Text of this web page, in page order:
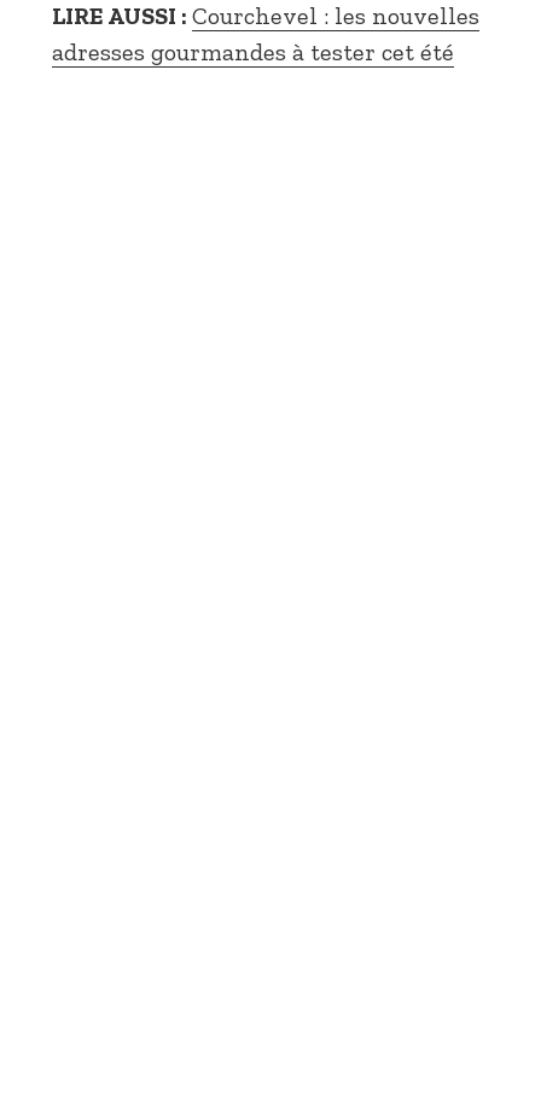
LIRE AUSSI : Courchevel : les nouvelles
adresses gourmandes à tester cet été